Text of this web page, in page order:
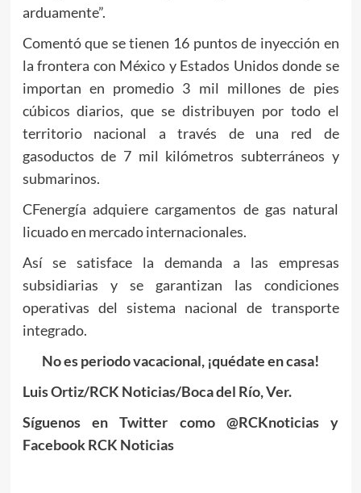
arduamente”.
Comentó que se tienen 16 puntos de inyección en
la frontera con México y Estados Unidos donde se
importan en promedio 3 mil millones de pies
cúbicos diarios, que se distribuyen por todo el
territorio nacional a través de una red de
gasoductos de 7 mil kilómetros subterráneos y
submarinos.
CFenergía adquiere cargamentos de gas natural
licuado en mercado internacionales.
Así se satisface la demanda a las empresas
subsidiarias y se garantizan las condiciones
operativas del sistema nacional de transporte
integrado.
No es periodo vacacional, ¡quédate en casa!
Luis Ortiz/RCK Noticias/Boca del Río, Ver.
Síguenos en Twitter como @RCKnoticias y
Facebook RCK Noticias